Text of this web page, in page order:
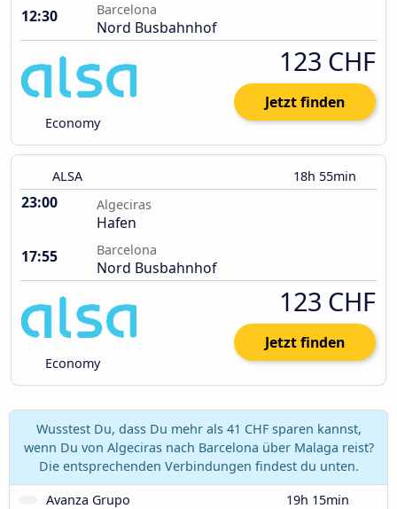
12:30
Barcelona
Nord Busbahnhof
Economy
123 CHF
Jetzt finden
ALSA 18h 55min
23:00 Algeciras
Hafen
17:55
Barcelona
Nord Busbahnhof
Economy
123 CHF
Jetzt finden
Wusstest Du, dass Du mehr als 41 CHF sparen kannst,
wenn Du von Algeciras nach Barcelona über Malaga reist?
Die entsprechenden Verbindungen findest du unten.
Avanza Grupo
19h 15min